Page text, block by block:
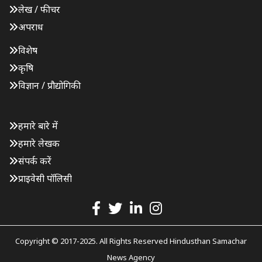
लेख / फीचर
अपराध
विशेष
कृषि
विज्ञान / प्रौद्योगिकी
हमारे बारे में
हमारे लेखक
संपर्क करें
प्राइवेसी पॉलिसी
Copyright © 2017-2025. All Rights Reserved Hindusthan Samachar
News Agency